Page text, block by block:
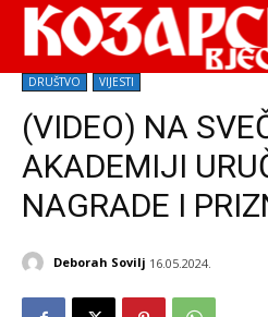
DRUŠTVO VIJESTI
(VIDEO) NA
AKADEMIJI
NAGRADE I
Deborah Sovilj 16.05.2024.